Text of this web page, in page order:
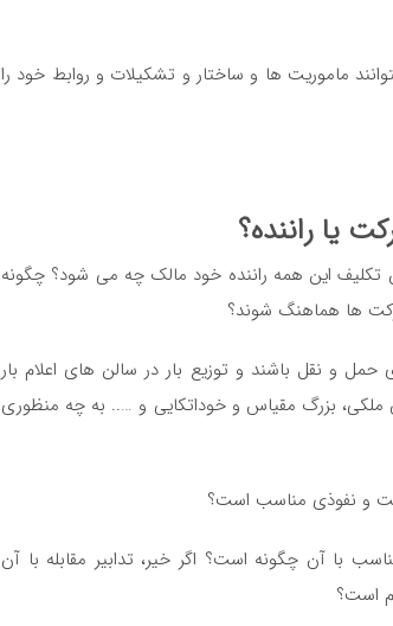
ماموریت ها و ساختار و تشکیلات و روابط خود را
یا راننده؟
تکلیف این همه راننده خود مالک چه می شود؟ چگونه
ها هماهنگ شوند؟
حمل و نقل باشند و توزیع بار در سالن های اعلام بار
ملکی، بزرگ مقیاس و خوداتکایی و ….. به چه منظوری
و نفوذی مناسب است؟
با آن چگونه است؟ اگر خیر، تدابیر مقابله با آن
است؟